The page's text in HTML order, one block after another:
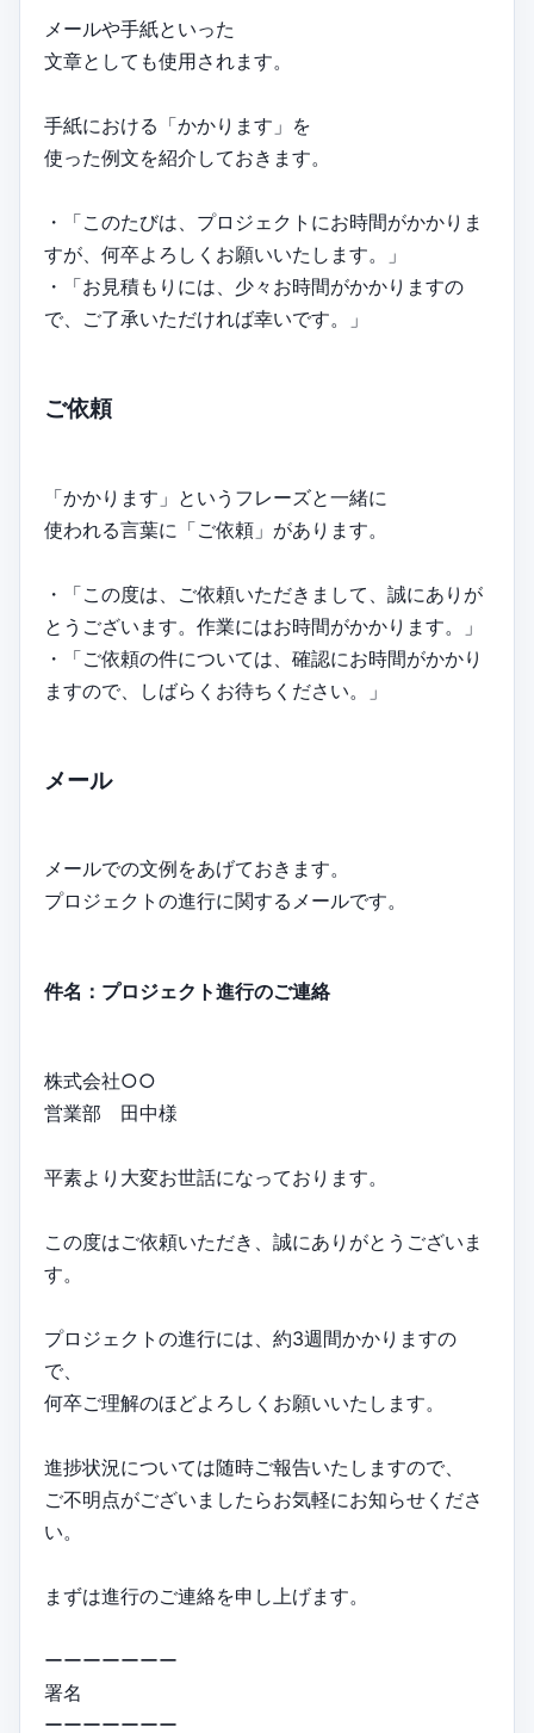
メールや手紙といった
文章としても使用されます。
手紙における「かかります」を
使った例文を紹介しておきます。
・「このたびは、プロジェクトにお時間がかかりま
すが、何卒よろしくお願いいたします。」
・「お見積もりには、少々お時間がかかりますの
で、ご了承いただければ幸いです。」
ご依頼
「かかります」というフレーズと一緒に
使われる言葉に「ご依頼」があります。
・「この度は、ご依頼いただきまして、誠にありが
とうございます。作業にはお時間がかかります。」
・「ご依頼の件については、確認にお時間がかかり
ますので、しばらくお待ちください。」
メール
メールでの文例をあげておきます。
プロジェクトの進行に関するメールです。
件名：プロジェクト進行のご連絡
株式会社○○
営業部 田中様
平素より大変お世話になっております。
この度はご依頼いただき、誠にありがとうございま
す。
プロジェクトの進行には、約3週間かかりますの
で、
何卒ご理解のほどよろしくお願いいたします。
進捗状況については随時ご報告いたしますので、
ご不明点がございましたらお気軽にお知らせくださ
い。
まずは進行のご連絡を申し上げます。
ーーーーーーー
署名
ーーーーーーー